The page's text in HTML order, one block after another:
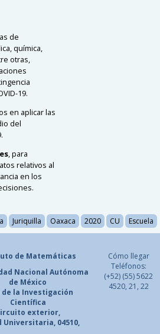
de
química,
otras,
19.
en aplicar las
del
, para
relativos al
en los
Juriquilla Oaxaca 2020 CU Escuela
de Matemáticas
Nacional Autónoma
de México
de la Investigación
Científica
exterior,
Universitaria, 04510,
Cómo llegar
Teléfonos:
(+52) (55) 5622
4520, 21, 22